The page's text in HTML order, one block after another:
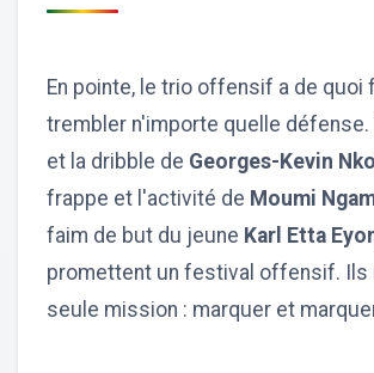
En pointe, le trio offensif a de quoi
trembler n'importe quelle défense.
et la dribble de Georges-Kevin
frappe et l'activité de Moumi
faim de but du jeune Karl Etta
promettent un festival offensif. Ils
seule mission : marquer et